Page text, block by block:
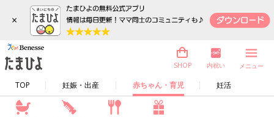
×
TOP 妊娠・出産 赤ちゃん・育児 妊活
SHOP 内祝い メニュー